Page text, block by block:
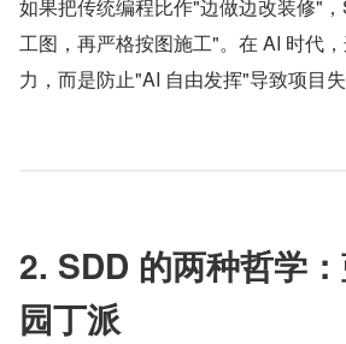
如果把传统编程比作"边做边改装修"
工图，再严格按图施工"。在 AI 时代
力，而是防止"AI 自由发挥"导致项目失
2. SDD 的两种哲学
园丁派